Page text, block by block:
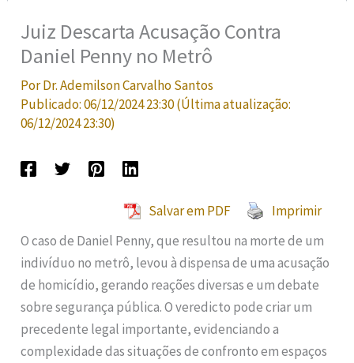
Juiz Descarta Acusação Contra
Daniel Penny no Metrô
PorDr. Ademilson Carvalho Santos
Publicado:06/12/2024 23:30(Última atualização:
06/12/2024 23:30)
Salvar em PDF
Imprimir
O caso de Daniel Penny, que resultou na morte de um
indivíduo no metrô, levou à dispensa de uma acusação
de homicídio, gerando reações diversas e um debate
sobre segurança pública. O veredicto pode criar um
precedente legal importante, evidenciando a
complexidade das situações de confronto em espaços